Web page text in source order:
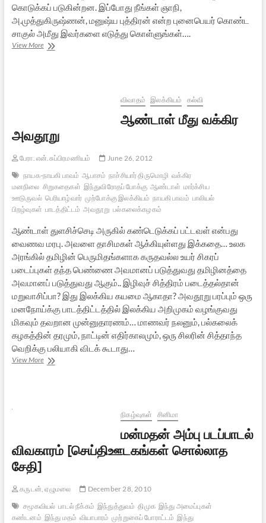
கொடுக்கப் படுகின்றன. இப்போது நீங்கள் ஞாநி,
அ.முத்துகிருஷ்ணன், மனுஷ்ய புத்திரன் என்ற புனைபெயர் கொண்ட
சாகுல் அமீது இவர்களை எடுத்து கொள்ளுங்கள்….
View Moreமுற்போக்கு
விவாதம் இலக்கியம் கல்வி
ஆண்டாள் மீது வக்கிர
அவதூறு
பேரா. என்.சுப்பிரமணியம்
June 26, 2012
நாயக-நாயகி பாவம் ஆபாசம் நாச்சியார் திருமொழி வக்கிர
மனநிலை சிறுகதைகள் இந்துவிரோதப் போக்கு ஆண்டாள் மார்க்சிய
ஊடுருவல் பெரியாழ்வார் முற்போக்கு இலக்கியம் நாயகி பாவம் பாலியல்
பிறழ்வுகள் பாடத்திட்டம் அவதூறு பல்கலைக்கழகம்
ஆண்டாள் துளசிச்செடி அருகில் கண்டெடுக்கப் பட்டவள் என்பது
வைணவ மரபு. அவளை தாசிமகள் ஆக்கியுள்ளது இக்கதை… உலக
அரங்கில் தமிழின் பெருமிதங்களாக கருதவல்ல உயர் சிகரப்
படைப்புகள் தந்த பெண்ணை அவமானப் படுத்துவது தமிழினத்தை
அவமானப் படுத்துவது ஆகும்.. இழிவுச் சித்திரம் படைத்தல்தான்
மறுவாசிப்பா? இது இலக்கிய கயமை ஆகாதா? அவதூறு பரப்பும் ஒரு
மனநோய்க்கு பாடத்திட்டத்தில் இலக்கிய அறிமுகம் வழங்குவது
மிகவும் தவறான முன்னுதாரணம்… மாணவர் நலனும், பல்கலைக்
கழகத்தின் தரமும், நாட்டின் எதிர்காலமும், ஒரு சிலரின் சித்தாந்த
வெறிக்கு பலியாகி விடக் கூடாது…
View Moreஆண்டாள்
நிகழ்வுகள் சினிமா
மன்மதன் அம்பு படப்பாடல்
விவகாரம் [செய்திஊடகங்கள் சொல்லாத
சேதி]
கருடன், ஏழுமலை
December 28, 2010
சமூகவியல் பாடல் நீக்கம் இந்துத்துவம் திமுக இந்து அமைப்புகள்
கண்டனம் இந்து மதம் வியாபாரம் முற்றுகைப் போராட்டம் இந்து